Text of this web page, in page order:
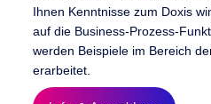
Ihnen Kenntnisse zum Doxis
auf die Business-Prozess-
werden Beispiele im Bereich
erarbeitet.